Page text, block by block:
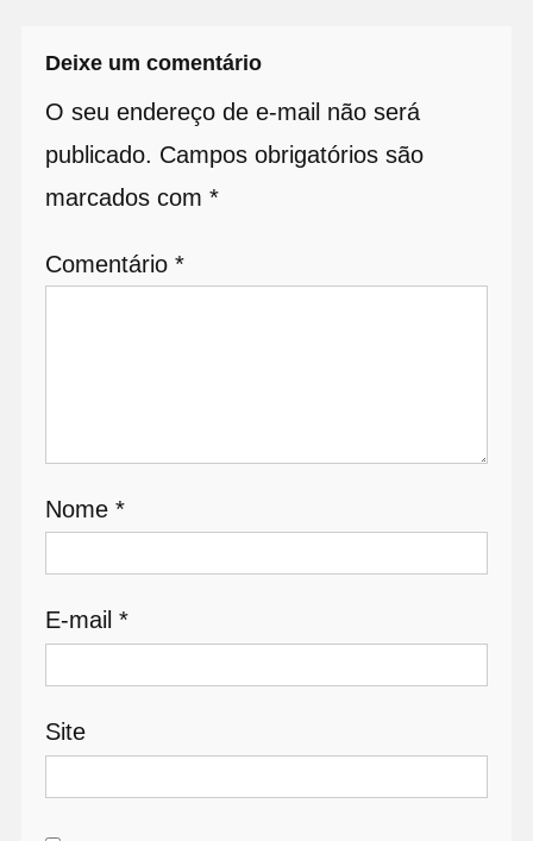
Deixe um comentário
O seu endereço de e-mail não será
publicado. Campos obrigatórios são
marcados com *
Comentário *
Nome *
E-mail *
Site